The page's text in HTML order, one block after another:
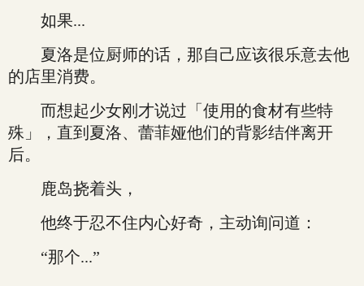
如果...
夏洛是位厨师的话，那自己应该很乐意去他
的店里消费。
而想起少女刚才说过「使用的食材有些特
殊」，直到夏洛、蕾菲娅他们的背影结伴离开
后。
鹿岛挠着头，
他终于忍不住内心好奇，主动询问道：
“那个...”